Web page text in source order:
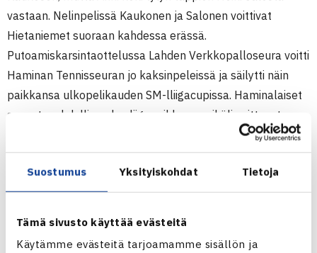
Suostumus Yksityiskohdat Tietoja
Tämä sivusto käyttää evästeitä
Käytämme evästeitä tarjoamamme sisällön ja
vastaan. Nelinpelissä Kaukonen ja Salonen voittivat
Hietaniemet suoraan kahdessa erässä.
Putoamiskarsintaottelussa Lahden Verkkopalloseura voitti
Haminan Tennisseuran jo kaksinpeleissä ja säilytti näin
paikkansa ulkopelikauden SM-lliigacupissa. Haminalaiset
saavat mahdollisuuden liigapaikkaan, mikäli voittavat
myöhemmin I divisioonan voittajan. Suoraan I divisioonaan
putosi Smash-Kotka.
Naisten SM-liigacup 2012